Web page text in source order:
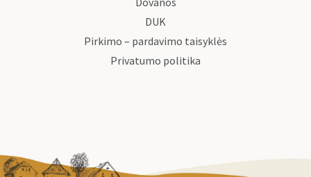
DUK
Pirkimo – pardavimo taisyklės
Privatumo politika